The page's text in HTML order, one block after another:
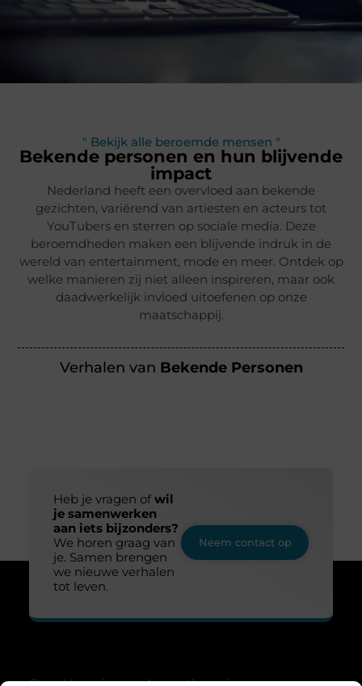
" Bekijk alle beroemde mensen "
Bekende personen en hun blijvende
impact
Nederland heeft een overvloed aan bekende
gezichten, variërend van artiesten en acteurs tot
YouTubers en sterren op sociale media. Deze
beroemdheden maken een blijvende indruk in de
wereld van entertainment, mode en meer. Ontdek op
welke manieren zij niet alleen inspireren, maar ook
daadwerkelijk invloed uitoefenen op onze
maatschappij.
Verhalen van Bekende Personen
Heb je vragen ofwil
je samenwerken
aan iets bijzonders?
We horen graag van
je. Samen brengen
we nieuwe verhalen
tot leven.
Neem contact op